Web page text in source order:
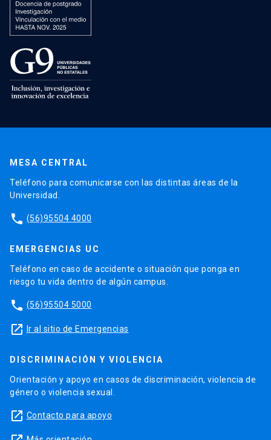
MESA CENTRAL
Teléfono para comunicarse con las distintas áreas de la
Universidad.
phone (56)95504 4000
EMERGENCIAS UC
Teléfono en caso de accidente o situación que ponga en
riesgo tu vida dentro de algún campus.
phone (56)95504 5000
launch Ir al sitio de Emergencias
DISCRIMINACIÓN Y VIOLENCIA
Orientación y apoyo en casos de discriminación, violencia de
género o violencia sexual.
launch Contacto para apoyo